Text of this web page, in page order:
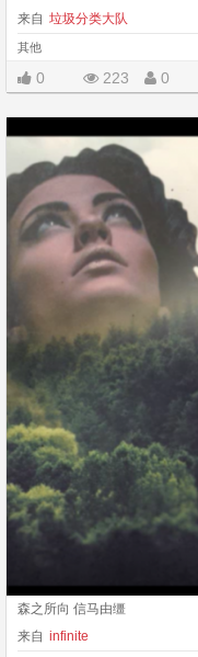
来自 垃圾分类大队
其他
0 223 0
森之所向 信马由缰
来自 infinite